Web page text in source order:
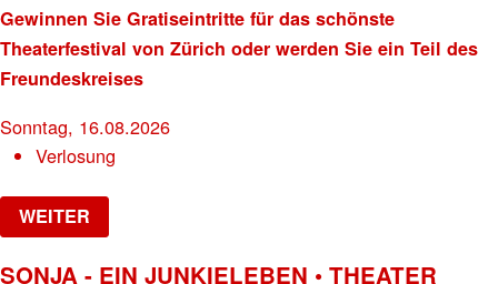
Gewinnen Sie Gratiseintritte für das schönste
Theaterfestival von Zürich oder werden Sie ein Teil des
Freundeskreises
Sonntag, 16.08.2026
Verlosung
WEITER
SONJA - EIN JUNKIELEBEN • THEATER